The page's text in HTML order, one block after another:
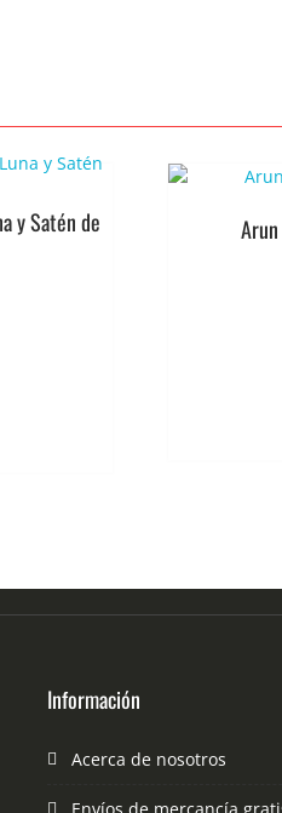
y Satén de
Información
Acerca de nosotros
Envíos de mercancía